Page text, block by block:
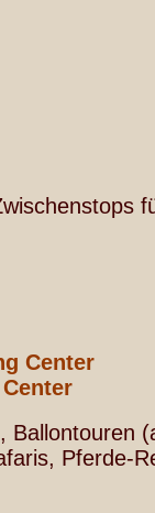
Center
Ballontouren
Pferde-